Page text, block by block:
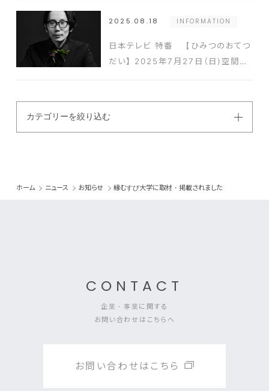
2025.08.18 INFORMATION
日本テレビ 特番 【ひみつのおてつ
だい】 2025年7月27日（日)空間コ
カテゴリーを絞り込む
ホーム ニュース お知らせ 縁むすび大学に取材・掲載されました
CONTACT
企業・事業に関する
お問い合わせはこちらへ
お問い合わせはこちら